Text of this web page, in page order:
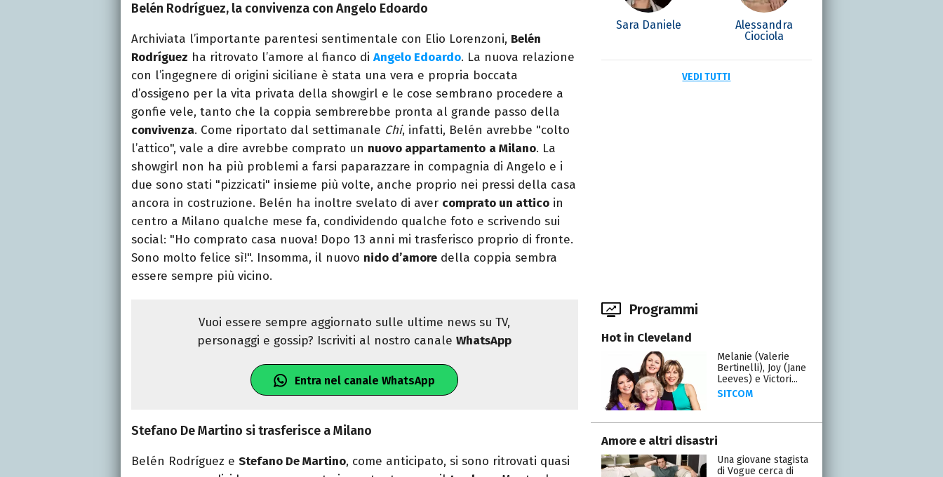
Belén Rodríguez, la convivenza con Angelo Edoardo
Archiviata l’importante parentesi sentimentale con Elio Lorenzoni, Belén
Rodríguez ha ritrovato l’amore al fianco di Angelo Edoardo. La nuova relazione
con l’ingegnere di origini siciliane è stata una vera e propria boccata
d’ossigeno per la vita privata della showgirl e le cose sembrano procedere a
gonfie vele, tanto che la coppia sembrerebbe pronta al grande passo della
convivenza. Come riportato dal settimanale Chi, infatti, Belén avrebbe "colto
l’attico", vale a dire avrebbe comprato un nuovo appartamento a Milano. La
showgirl non ha più problemi a farsi paparazzare in compagnia di Angelo e i
due sono stati "pizzicati" insieme più volte, anche proprio nei pressi della casa
ancora in costruzione. Belén ha inoltre svelato di aver comprato un attico in
centro a Milano qualche mese fa, condividendo qualche foto e scrivendo sui
social: "Ho comprato casa nuova! Dopo 13 anni mi trasferisco proprio di fronte.
Sono molto felice sì!". Insomma, il nuovo nido d’amore della coppia sembra
essere sempre più vicino.
Vuoi essere sempre aggiornato sulle ultime news su TV,
personaggi e gossip? Iscriviti al nostro canaleWhatsApp
Entra nel canale WhatsApp
Stefano De Martino si trasferisce a Milano
Belén Rodríguez e Stefano De Martino, come anticipato, si sono ritrovati quasi
Sara Daniele
Alessandra
Ciociola
VEDI TUTTI
Programmi
Hot in Cleveland
Melanie (Valerie
Bertinelli), Joy (Jane
Leeves) e Victori...
SITCOM
Amore e altri disastri
Una giovane stagista
di Vogue cerca di